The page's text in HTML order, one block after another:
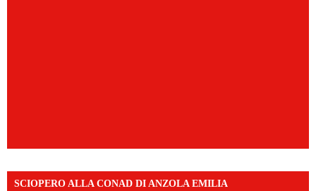
SCIOPERO ALLA CONAD DI ANZOLA EMILIA